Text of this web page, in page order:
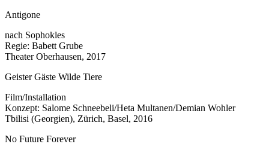
Antigone
nach Sophokles
Regie: Babett Grube
Theater Oberhausen, 2017
Geister Gäste Wilde Tiere
Film/Installation
Konzept: Salome Schneebeli/Heta Multanen/Demian Wohler
Tbilisi (Georgien), Zürich, Basel, 2016
No Future Forever